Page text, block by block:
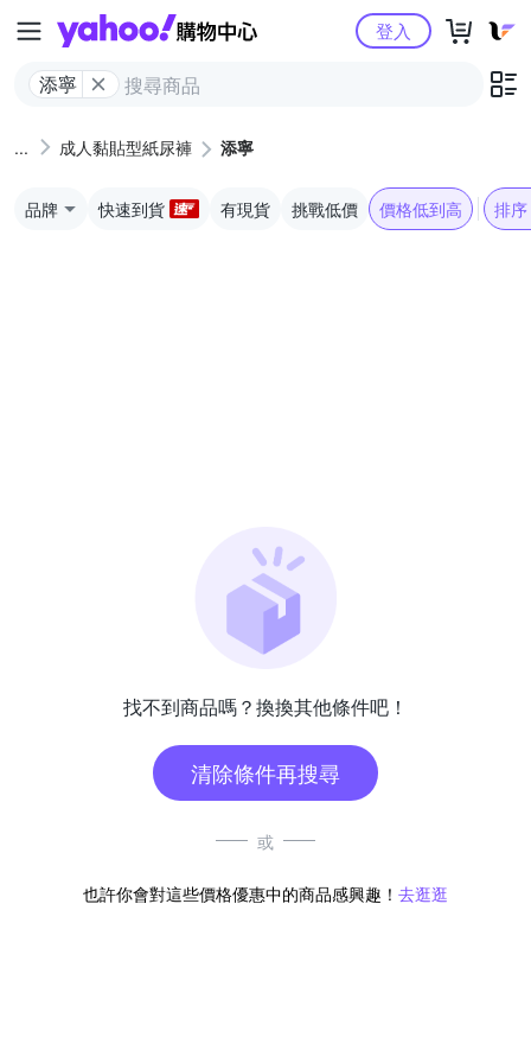
Yahoo購物中心
添寧
登入
成人黏貼型紙尿褲 添寧
品牌 快速到貨 有現貨 挑戰低價 價格低到高 排序
找不到商品嗎？換換其他條件吧！
清除條件再搜尋
或
也許你會對這些價格優惠中的商品感興趣！ 去逛逛